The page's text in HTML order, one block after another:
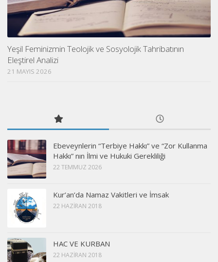
Yeşil Feminizmin Teolojik ve Sosyolojik Tahribatının
Eleştirel Analizi
21 MAYIS 2026
Ebeveynlerin “Terbiye Hakkı” ve “Zor Kullanma
Hakkı” nın İlmi ve Hukuki Gerekliliği
22 TEMMUZ 2026
Kur’an’da Namaz Vakitleri ve İmsak
22 HAZIRAN 2018
HAC VE KURBAN
22 HAZIRAN 2018